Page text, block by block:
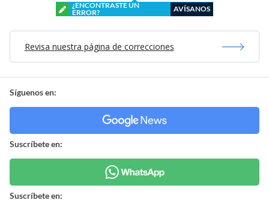
¿ENCONTRASTE UN
ERROR?
AVÍSANOS
Revisa nuestra página de correcciones
Síguenos en:
Suscríbete en:
Suscríbete en: